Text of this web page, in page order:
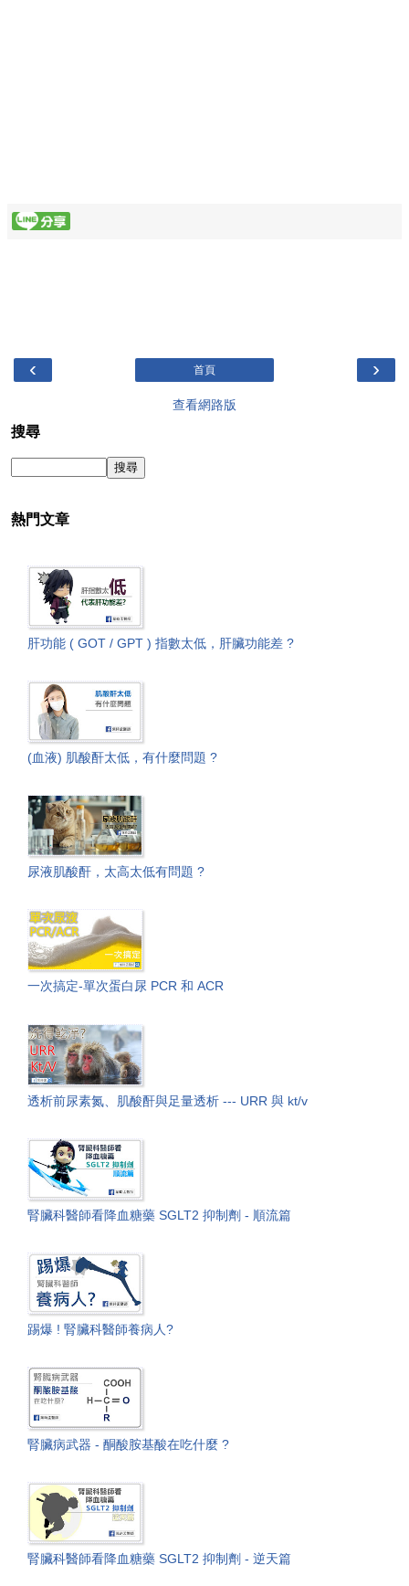
‹ ›
首頁
查看網路版
搜尋
熱門文章
肝功能 ( GOT / GPT ) 指數太低，肝臟功能差 ?
(血液) 肌酸酐太低，有什麼問題 ?
尿液肌酸酐，太高太低有問題 ?
一次搞定-單次蛋白尿 PCR 和 ACR
透析前尿素氮、肌酸酐與足量透析 --- URR 與 kt/v
腎臟科醫師看降血糖藥 SGLT2 抑制劑 - 順流篇
踢爆 ! 腎臟科醫師養病人?
腎臟病武器 - 酮酸胺基酸在吃什麼 ?
腎臟科醫師看降血糖藥 SGLT2 抑制劑 - 逆天篇